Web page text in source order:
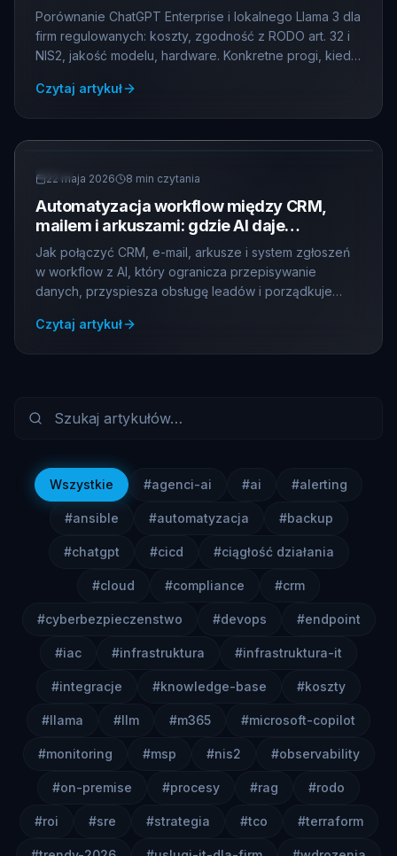
Porównanie ChatGPT Enterprise i lokalnego Llama 3 dla
firm regulowanych: koszty, zgodność z RODO art. 32 i
NIS2, jakość modelu, hardware. Konkretne progi, kiedy
Czytaj artykuł
22 maja 2026 8 min czytania
Automatyzacja workflow między CRM,
mailem i arkuszami: gdzie AI daje
największy zwrot
Jak połączyć CRM, e-mail, arkusze i system zgłoszeń
w workflow z AI, który ogranicza przepisywanie
danych, przyspiesza obsługę leadów i porządkuje
Czytaj artykuł
Wszystkie #agenci-ai #ai #alerting
#ansible #automatyzacja #backup
#chatgpt #cicd #ciągłość działania
#cloud #compliance #crm
#cyberbezpieczenstwo #devops #endpoint
#iac #infrastruktura #infrastruktura-it
#integracje #knowledge-base #koszty
#llama #llm #m365 #microsoft-copilot
#monitoring #msp #nis2 #observability
#on-premise #procesy #rag #rodo
#roi #sre #strategia #tco #terraform